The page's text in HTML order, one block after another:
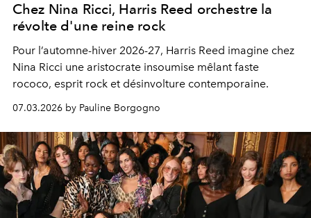
Chez Nina Ricci, Harris Reed orchestre la
révolte d'une reine rock
Pour l’automne-hiver 2026-27, Harris Reed imagine chez
Nina Ricci une aristocrate insoumise mêlant faste
rococo, esprit rock et désinvolture contemporaine.
07.03.2026 by Pauline Borgogno